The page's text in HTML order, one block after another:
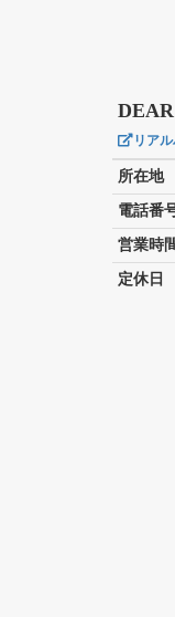
リア
所在地
電話番
営業時
定休日